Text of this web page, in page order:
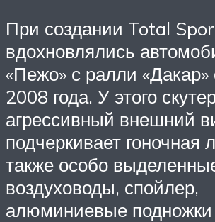
При создании Total
вдохновлялись
«Пежо» с ралли «Дакар»
2008 года. У этого
агрессивный внешний
подчеркивает гоночная
также особо
воздуховоды, спойлер,
алюминиевые подножки